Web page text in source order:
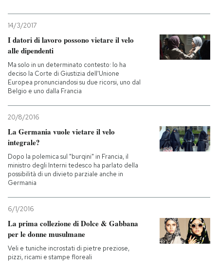
14/3/2017
I datori di lavoro possono vietare il velo
alle dipendenti
Ma solo in un determinato contesto: lo ha
deciso la Corte di Giustizia dell'Unione
Europea pronunciandosi su due ricorsi, uno dal
Belgio e uno dalla Francia
20/8/2016
La Germania vuole vietare il velo
integrale?
Dopo la polemica sul "burqini" in Francia, il
ministro degli Interni tedesco ha parlato della
possibilità di un divieto parziale anche in
Germania
6/1/2016
La prima collezione di Dolce & Gabbana
per le donne musulmane
Veli e tuniche incrostati di pietre preziose,
pizzi, ricami e stampe floreali